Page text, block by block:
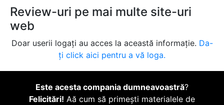
Review-uri pe mai multe site-uri
web
Doar userii logați au acces la această informație. Da-
ți click aici pentru a vă loga.
Este acesta compania dumneavoastră?
Felicitări! Aă cum să primești materialele de